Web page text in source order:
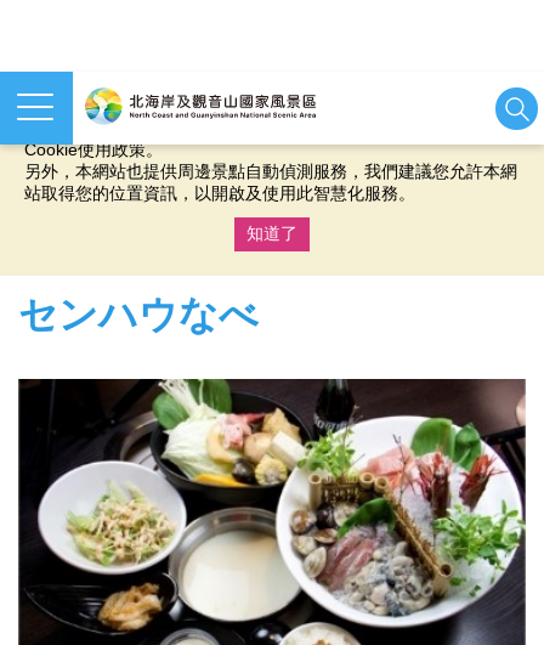
本網站使用cookies等相關技術以持續優化網站服務，並有助於為
您提供更佳的體驗，當您繼續使用本網站即表示您同意我們的
Cookie使用政策。
另外，本網站也提供周邊景點自動偵測服務，我們建議您允許本網
站取得您的位置資訊，以開啟及使用此智慧化服務。
知道了
センハウなべ